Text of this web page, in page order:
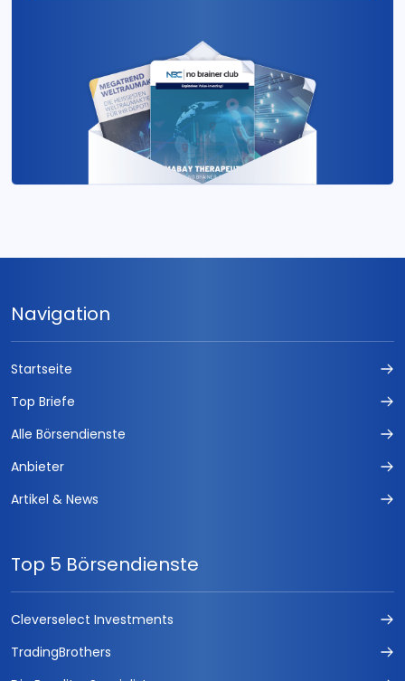
Navigation
Startseite
Top Briefe
Alle Börsendienste
Anbieter
Artikel & News
Top 5 Börsendienste
Cleverselect Investments
TradingBrothers